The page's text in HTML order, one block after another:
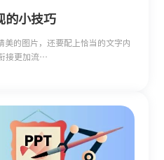
的小技巧
美的图片，还要配上恰当的文字内
接更加流…